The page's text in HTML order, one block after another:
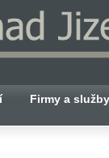
Firmy a služby